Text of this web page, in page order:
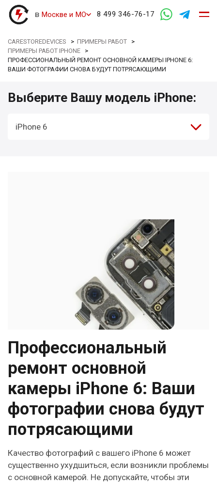
в Москве и МО 8 499 346-76-17
CARESTOREDEVICES >ПРИМЕРЫ РАБОТ >
ПРИМЕРЫ РАБОТ IPHONE >
ПРОФЕССИОНАЛЬНЫЙ РЕМОНТ ОСНОВНОЙ КАМЕРЫ IPHONE 6:
ВАШИ ФОТОГРАФИИ СНОВА БУДУТ ПОТРЯСАЮЩИМИ
Выберите Вашу модель iPhone:
iPhone 6
Профессиональный
ремонт основной
камеры iPhone 6: Ваши
фотографии снова будут
потрясающими
Качество фотографий с вашего iPhone 6 может
существенно ухудшиться, если возникли проблемы
с основной камерой. Не допускайте, чтобы эти